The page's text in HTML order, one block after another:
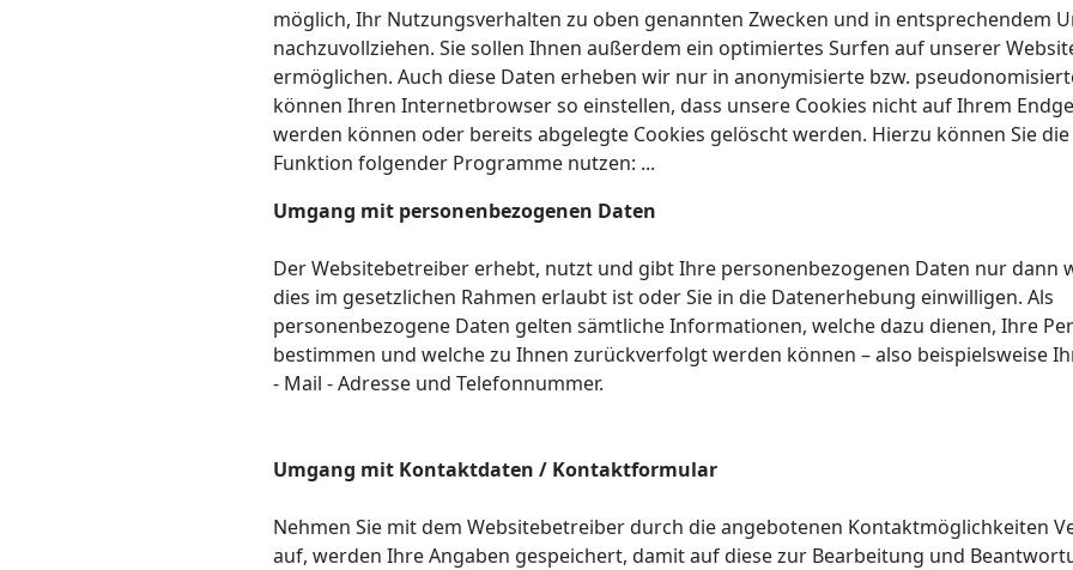
möglich, Ihr Nutzungsverhalten zu oben genannten Zwecken und in entsprechendem
nachzuvollziehen. Sie sollen Ihnen außerdem ein optimiertes Surfen auf unserer
ermöglichen. Auch diese Daten erheben wir nur in anonymisierte bzw.
können Ihren Internetbrowser so einstellen, dass unsere Cookies nicht auf Ihrem
werden können oder bereits abgelegte Cookies gelöscht werden. Hierzu können Sie
Funktion folgender Programme nutzen: ...
Umgang mit personenbezogenen Daten
Der Websitebetreiber erhebt, nutzt und gibt Ihre personenbezogenen Daten nur dann
dies im gesetzlichen Rahmen erlaubt ist oder Sie in die Datenerhebung einwilligen. Als
personenbezogene Daten gelten sämtliche Informationen, welche dazu dienen, Ihre
bestimmen und welche zu Ihnen zurückverfolgt werden können – also beispielsweise
- Mail - Adresse und Telefonnummer.
Umgang mit Kontaktdaten / Kontaktformular
Nehmen Sie mit dem Websitebetreiber durch die angebotenen Kontaktmöglichkeiten
auf, werden Ihre Angaben gespeichert, damit auf diese zur Bearbeitung und